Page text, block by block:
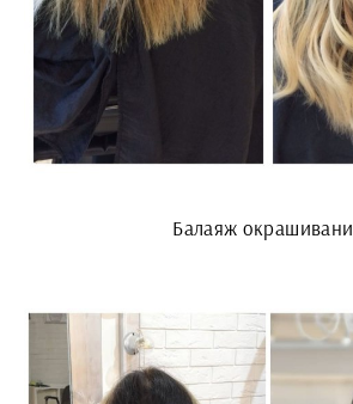
Балаяж